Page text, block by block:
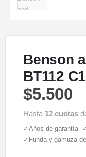
Benson
BT112 C1
$5.500
Hasta 12 cuotas
✓Años de garantía
✓Funda y gamuza